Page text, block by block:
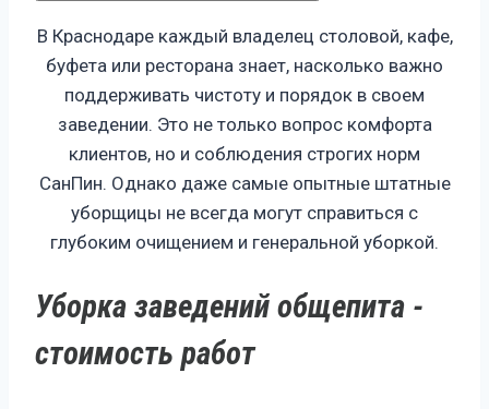
В Краснодаре каждый владелец столовой, кафе,
буфета или ресторана знает, насколько важно
поддерживать чистоту и порядок в своем
заведении. Это не только вопрос комфорта
клиентов, но и соблюдения строгих норм
СанПин. Однако даже самые опытные штатные
уборщицы не всегда могут справиться с
глубоким очищением и генеральной уборкой.
Уборка заведений общепита -
стоимость работ